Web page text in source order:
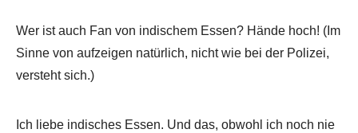
Wer ist auch Fan von indischem Essen? Hände hoch! (Im
Sinne von aufzeigen natürlich, nicht wie bei der Polizei,
versteht sich.)
Ich liebe indisches Essen. Und das, obwohl ich noch nie